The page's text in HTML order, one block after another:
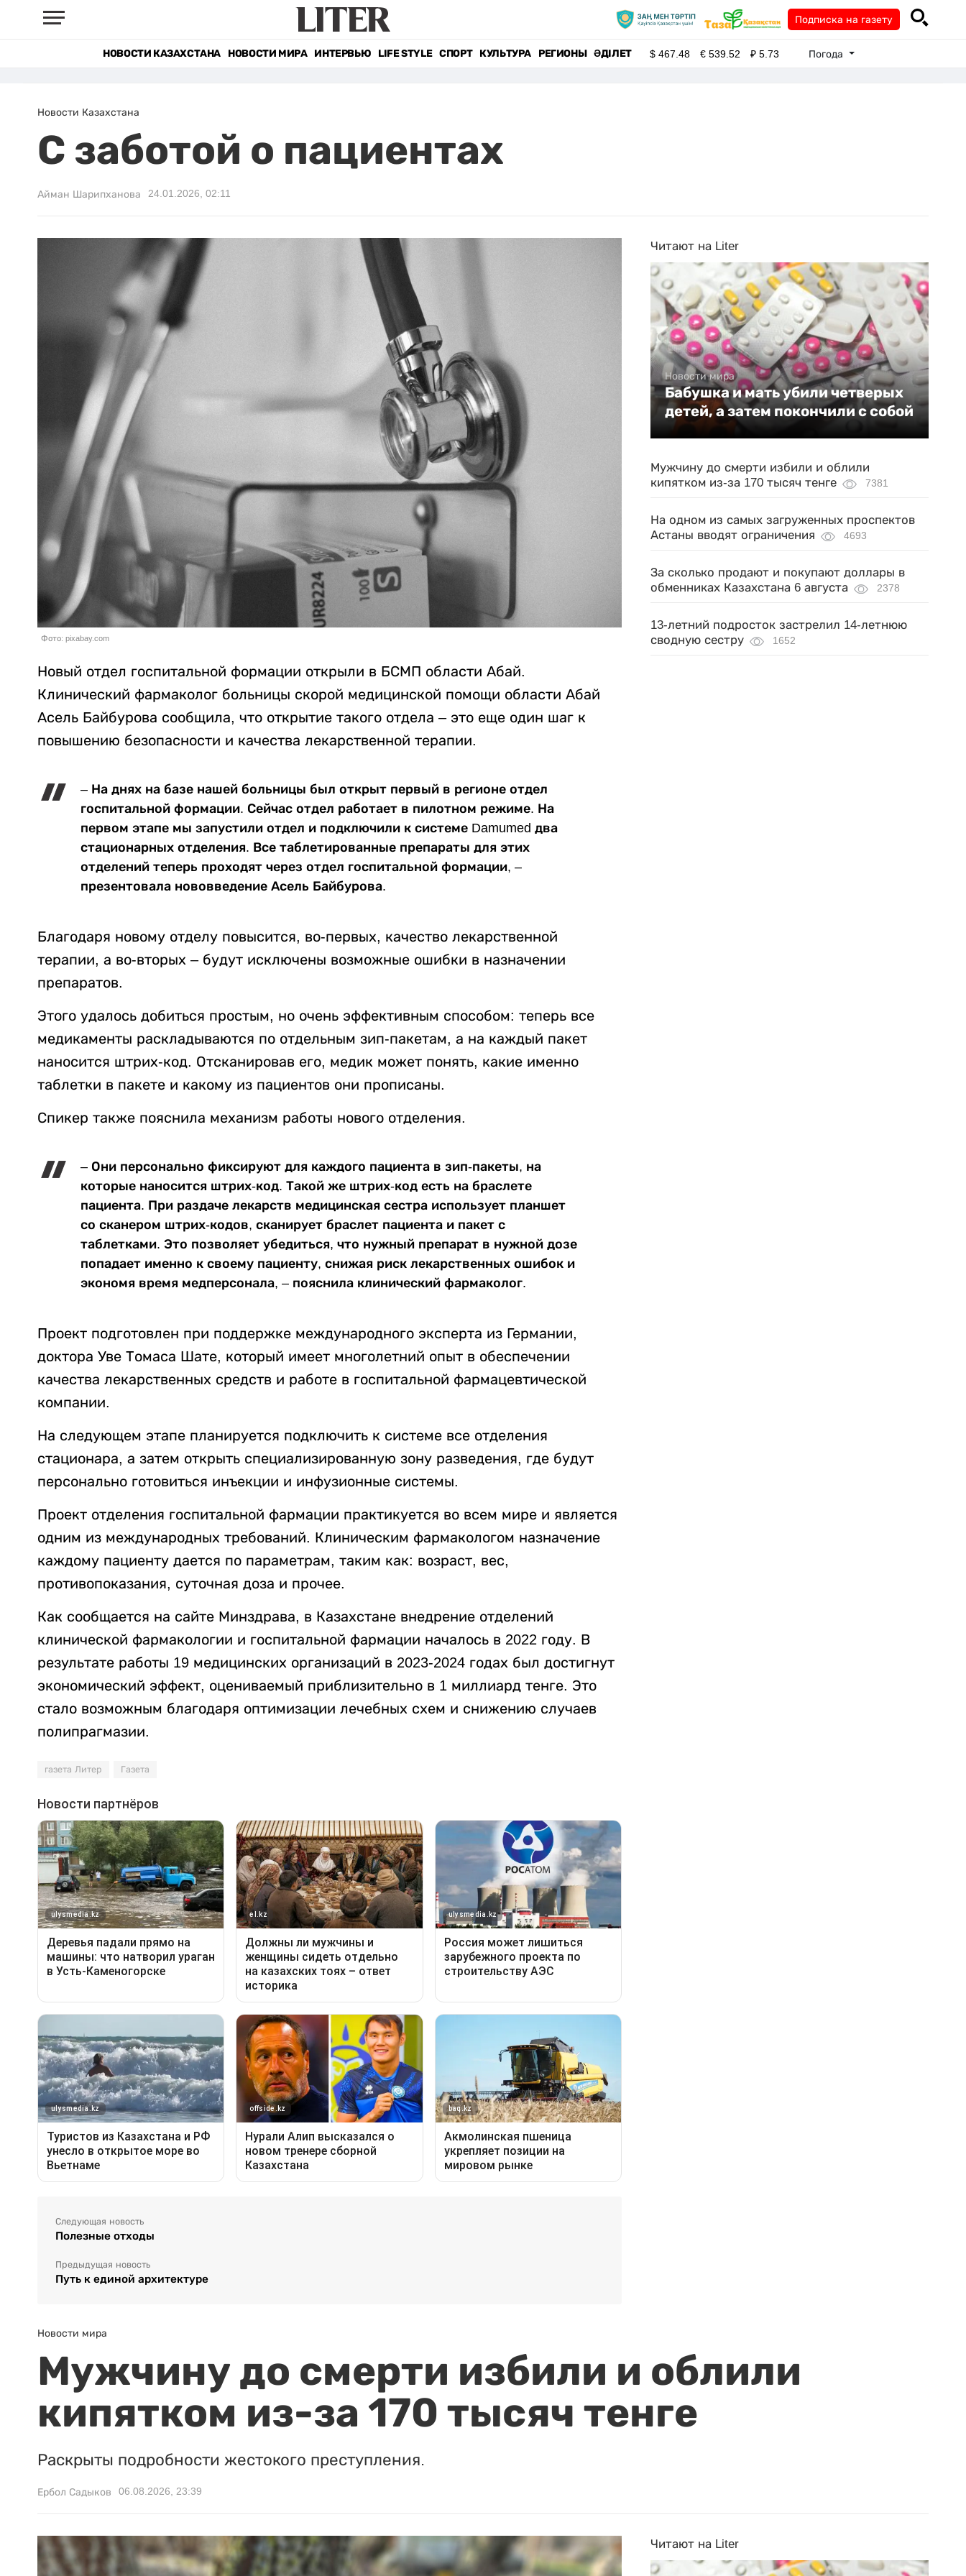
Подписка на газету
НОВОСТИ КАЗАХСТАНА НОВОСТИ МИРА ИНТЕРВЬЮ LIFE STYLE СПОРТ КУЛЬТУРА РЕГИОНЫ ӘДІЛЕТ $467.48 €539.52 ₽5.73 Погода
Новости Казахстана
С заботой о пациентах
Айман Шарипханова 24.01.2026, 02:11
Фото: pixabay.com
Новый отдел госпитальной формации открыли в БСМП области Абай.
Клинический фармаколог больницы скорой медицинской помощи области Абай
Асель Байбурова сообщила, что открытие такого отдела – это еще один шаг к
повышению безопасности и качества лекарственной терапии.
– На днях на базе нашей больницы был открыт первый в регионе отдел
госпитальной формации. Сейчас отдел работает в пилотном режиме. На
первом этапе мы запустили отдел и подключили к системе Damumed два
стационарных отделения. Все таблетированные препараты для этих
отделений теперь проходят через отдел госпитальной формации, –
презентовала нововведение Асель Байбурова.
Благодаря новому отделу повысится, во-первых, качество лекарственной
терапии, а во-вторых – будут исключены возможные ошибки в назначении
препаратов.
Этого удалось добиться простым, но очень эффективным способом: теперь все
медикаменты раскладываются по отдельным зип-пакетам, а на каждый пакет
наносится штрих-код. Отсканировав его, медик может понять, какие именно
таблетки в пакете и какому из пациентов они прописаны.
Спикер также пояснила механизм работы нового отделения.
– Они персонально фиксируют для каждого пациента в зип-пакеты, на
которые наносится штрих-код. Такой же штрих-код есть на браслете
пациента. При раздаче лекарств медицинская сестра использует планшет
со сканером штрих-кодов, сканирует браслет пациента и пакет с
таблетками. Это позволяет убедиться, что нужный препарат в нужной дозе
попадает именно к своему пациенту, снижая риск лекарственных ошибок и
экономя время медперсонала, – пояснила клинический фармаколог.
Проект подготовлен при поддержке международного эксперта из Германии,
доктора Уве Томаса Шате, который имеет многолетний опыт в обеспечении
качества лекарственных средств и работе в госпитальной фармацевтической
компании.
На следующем этапе планируется подключить к системе все отделения
стационара, а затем открыть специализированную зону разведения, где будут
персонально готовиться инъекции и инфузионные системы.
Проект отделения госпитальной фармации практикуется во всем мире и является
одним из международных требований. Клиническим фармакологом назначение
каждому пациенту дается по параметрам, таким как: возраст, вес,
противопоказания, суточная доза и прочее.
Как сообщается на сайте Минздрава, в Казахстане внедрение отделений
клинической фармакологии и госпитальной фармации началось в 2022 году. В
результате работы 19 медицинских организаций в 2023-2024 годах был достигнут
экономический эффект, оцениваемый приблизительно в 1 миллиард тенге. Это
стало возможным благодаря оптимизации лечебных схем и снижению случаев
полипрагмазии.
газета Литер Газета
Следующая новость
Полезные отходы
Предыдущая новость
Путь к единой архитектуре
Читают на Liter
Новости мира
Бабушка и мать убили четверых
детей, а затем покончили с собой
Мужчину до смерти избили и облили
кипятком из-за 170 тысяч тенге
7381
На одном из самых загруженных проспектов
Астаны вводят ограничения
4693
За сколько продают и покупают доллары в
обменниках Казахстана 6 августа
2378
13-летний подросток застрелил 14-летнюю
сводную сестру
1652
Новости мира
Мужчину до смерти избили и облили
кипятком из-за 170 тысяч тенге
Раскрыты подробности жестокого преступления.
Ербол Садыков 06.08.2026, 23:39
Читают на Liter